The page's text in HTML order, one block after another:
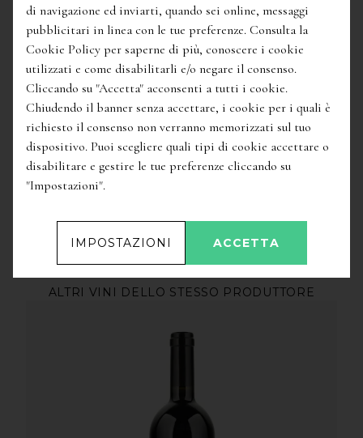
16,50€
Friulano Collio Doc / Ronchi di Cialla
ALTRI VINI DELLO STESSO PRODUTTORE
di navigazione ed inviarti, quando sei online, messaggi
pubblicitari in linea con le tue preferenze. Consulta la
Cookie Policy per saperne di più, conoscere i cookie
utilizzati e come disabilitarli e/o negare il consenso.
Cliccando su "Accetta" acconsenti a tutti i cookie.
Chiudendo il banner senza accettare, i cookie per i quali è
richiesto il consenso non verranno memorizzati sul tuo
dispositivo. Puoi scegliere quali tipi di cookie accettare o
disabilitare e gestire le tue preferenze cliccando su
"Impostazioni".
IMPOSTAZIONI ACCETTA